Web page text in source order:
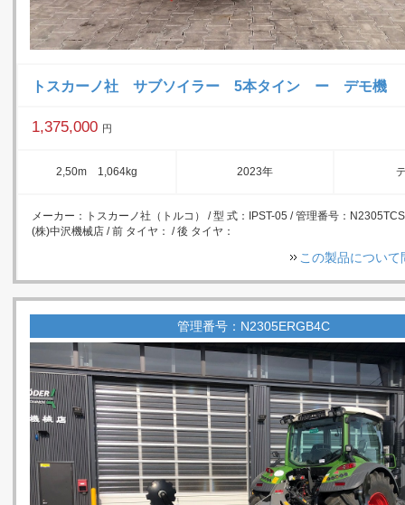
トスカーノ社 サブソイラー 5本タイン ー デモ機
1,375,000 円
2,50m 1,064kg 2023年
メーカー：トスカーノ社（トルコ） / 型 式：IPST-05 / 管理番号：
(株)中沢機械店 / 前 タイヤ： / 後 タイヤ：
この製品につい
管理番号：N2305ERGB4C